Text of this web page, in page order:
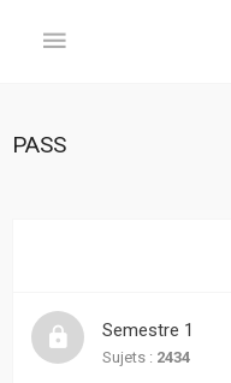
FORUM
PASS
Semestre 1
Sujets : 2434